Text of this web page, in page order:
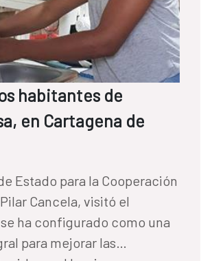
habitantes de
en Cartagena de
Estado para la Cooperación
Cancela, visitó el
ha configurado como una
para mejorar las